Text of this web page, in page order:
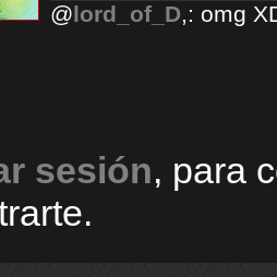
@lord_of_D,: omg
sesión, para